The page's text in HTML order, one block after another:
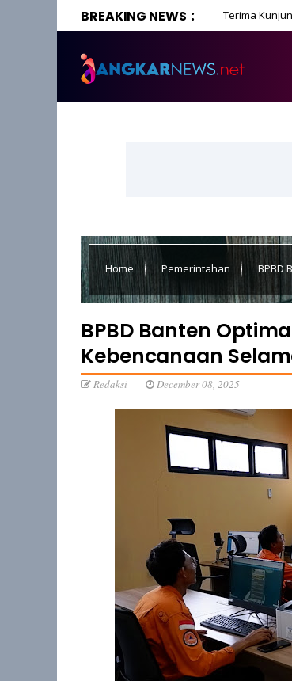
BREAKING NEWS Terima
Home Pemerintahan BPBD
BPBD Banten
Kebencanaan
Redaksi December 08, 2025